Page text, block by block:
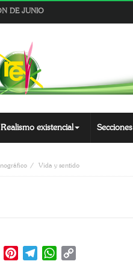
DE JUNIO
Realismo existencial Secciones
Vida y sentido
Email PinterestTelegramWhatsApp